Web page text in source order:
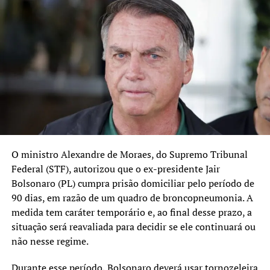
informações imprecisas e inverídicas, que podem gerar
desinformação e insegurança. Canoas segue firme em seu
caminho de desenvolvimento, e continuaremos
trabalhando por uma cidade cada vez melhor para todos.”
TÓPICOS RELACIONADOS: AIRTON SOUZA
CANOAS
FEATURED
IMPROBIDADE ADMINISTRATIVA
STJ
A SEGUIR UP
STF decide e Bolsonaro e mais 7 viram réus por tramar
golpe
NÃO SE ESQUEÇA
Recurso de Airton Souza tem dois primeiros votos
contrários no STJ
O ministroAlexandre de Moraes, do Supremo Tribunal
Federal (STF), autorizou que o ex-presidenteJair
Bolsonaro(PL) cumpra prisão domiciliar pelo período de
90 dias, em razão de um quadro de broncopneumonia. A
medida tem caráter temporário e, ao final desse prazo, a
situação será reavaliada para decidir se ele continuará ou
não nesse regime.